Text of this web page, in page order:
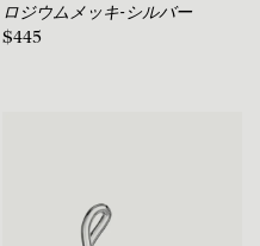
ロジウムメッキ-シルバー
$445